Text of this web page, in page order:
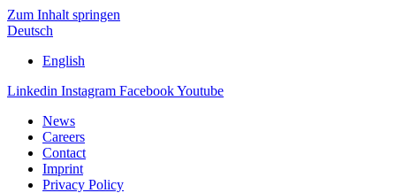
Zum Inhalt springen
Deutsch
English
Linkedin Instagram FacebookYoutube
News
Careers
Contact
Imprint
Privacy Policy